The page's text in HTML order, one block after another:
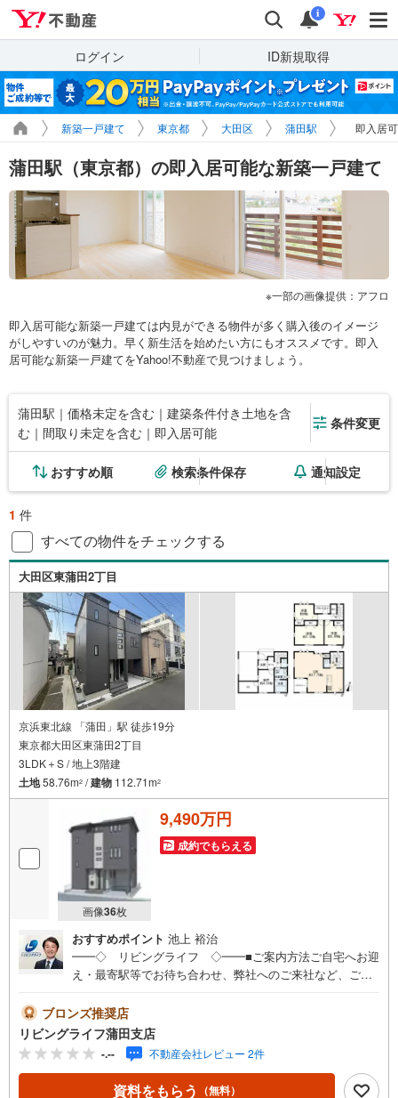
検索 通知
i
ログイン ID新規取得
新築一戸建て 東京都 大田区 蒲田駅 即入居
蒲田駅（東京都）の即入居可能な新築一戸建て
一部の画像提供：アフロ
即入居可能な新築一戸建ては内見ができる物件が多く購入後のイメージ
がしやすいのが魅力。早く新生活を始めたい方にもオススメです。即入
居可能な新築一戸建てをYahoo!不動産で見つけましょう。
蒲田駅｜価格未定を含む｜建築条件付き土地を含
む｜間取り未定を含む｜即入居可能
条件変更
おすすめ順 検索条件保存 通知設定
1 件
すべての物件をチェックする
大田区東蒲田2丁目
京浜東北線 「蒲田」駅 徒歩19分
東京都大田区東蒲田2丁目
3LDK＋S / 地上3階建
土地58.76m2 /建物 112.71m2
画像36枚
9,490万円
成約でもらえる
おすすめポイント 池上 裕治
━━◇ リビングライフ ◇━━■ご案内方法ご自宅へお迎
え・最寄駅等でお待ち合わせ、弊社へのご来社など、ご相
に合わせた物件などもご案内をいたします■ご予約方法事前
に鍵の手配が必要な場合がありますので、お早目にご連絡
をいただけると、ご案内がスムーズです。■資金のご相談も
お気軽にどうぞ！ライフプラン作成や住宅ローンはどこの
銀行がいい？適切な借入額は？などご質問にもFPがしっか
ブロンズ推奨店
リビングライフ蒲田支店
-.-- 不動産会社レビュー 2件
資料をもらう （無料）